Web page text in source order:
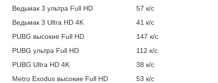
Ведьмак 3 ультра Full HD
57 к/с
Ведьмак 3 Ultra HD 4K
41 к/с
PUBG высокие Full HD
147 к/с
PUBG ультра Full HD
112 к/с
PUBG Ultra HD 4K
38 к/с
Metro Exodus высокие Full HD
53 к/с